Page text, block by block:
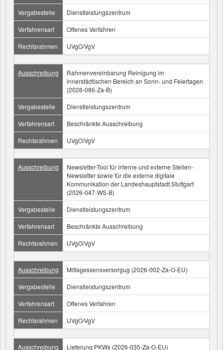
Vergabestelle
Dienstleistungszentrum
Verfahrensart
Offenes Verfahren
Rechtsrahmen
UVgO/VgV
Ausschreibung
Rahmenvereinbarung Reinigung im
innerstädtischen Bereich an Sonn- und Feiertagen
(2026-086-Za-B)
Vergabestelle
Dienstleistungszentrum
Verfahrensart
Beschränkte Ausschreibung
Rechtsrahmen
UVgO/VgV
Ausschreibung
Newsletter-Tool für interne und externe Stellen-
Newsletter sowie für die externe digitale
Kommunikation der Landeshauptstadt Stuttgart
(2026-047-WS-B)
Vergabestelle
Dienstleistungszentrum
Verfahrensart
Beschränkte Ausschreibung
Rechtsrahmen
UVgO/VgV
Ausschreibung
Mittagessensversorgug (2026-002-Za-O-EU)
Vergabestelle
Dienstleistungszentrum
Verfahrensart
Offenes Verfahren
Rechtsrahmen
UVgO/VgV
Ausschreibung
Lieferung PKWs (2026-035-Za-O-EU)